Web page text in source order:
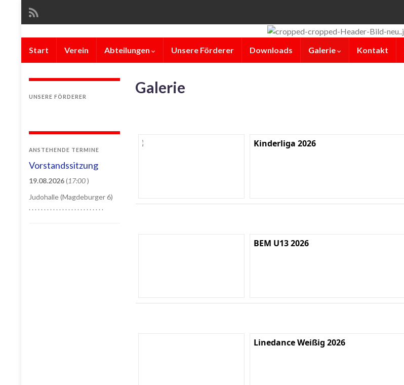
Start Verein Abteilungen Unsere Förderer Downloads Galerie Kontakt
Galerie
Kinderliga 2026
BEM U13 2026
Linedance Weißig 2026
UNSERE FÖRDERER
ANSTEHENDE TERMINE
Vorstandssitzung
19.08.2026(17:00)
Judohalle (Magdeburger 6)
. . . . . . . . . . . . . . . . . . . . . . . . .